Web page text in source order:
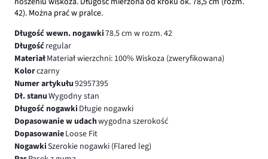
42). Można prać w pralce.
Długość wewn. nogawki78.5 cm w rozm. 42
Długośćregular
MateriałMateriał wierzchni: 100% Wiskoza (zweryfikowana)
Kolorczarny
Numer artykułu92957395
Dł. stanuWygodny stan
Długość nogawki Długie nogawki
Dopasowanie w udachwygodna szerokość
DopasowanieLoose Fit
NogawkiSzerokie nogawki (Flared leg)